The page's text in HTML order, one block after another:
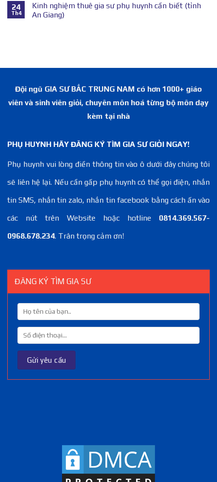
24
Th4
Kinh nghiệm thuê gia sư phụ huynh cần biết (tỉnh
An Giang)
Đội ngũ GIA SƯ BẮC TRUNG NAM có hơn 1000+ giáo
viên và sinh viên giỏi, chuyên môn hoá từng bộ môn dạy
kèm tại nhà
PHỤ HUYNH HÃY ĐĂNG KÝ TÌM GIA SƯ GIỎI NGAY!
Phụ huynh vui lòng điền thông tin vào ô dưới đây chúng tôi
sẽ liên hệ lại. Nếu cần gấp phụ huynh có thể gọi điện, nhắn
tin SMS, nhắn tin zalo, nhắn tin facebook bằng cách ấn vào
các nút trên Website hoặc hotline 0814.369.567-
0968.678.234. Trân trọng cảm ơn!
ĐĂNG KÝ TÌM GIA SƯ